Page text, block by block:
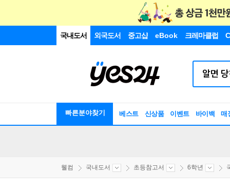
국내도서 외국도서 중고샵 eBook 크레마클럽
빠른분야찾기 베스트 신상품 이벤트 바이백 매
웰컴 국내도서 초등참고서 6학년